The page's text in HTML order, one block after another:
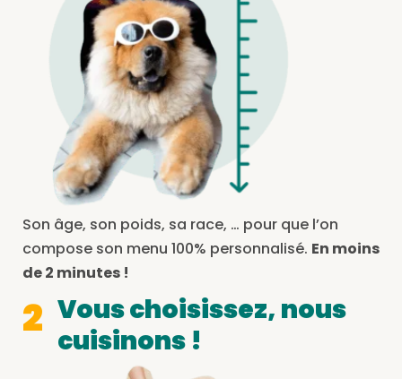
Son âge, son poids, sa race, … pour que l’on
compose son menu 100% personnalisé. En moins
de 2 minutes !
2 Vous choisissez, nous
cuisinons !